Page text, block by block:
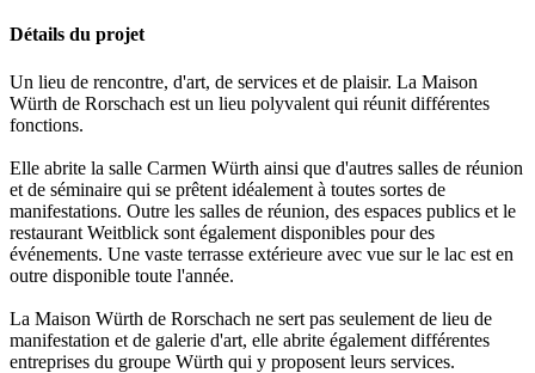
Détails du projet
Un lieu de rencontre, d'art, de services et de plaisir. La Maison
Würth de Rorschach est un lieu polyvalent qui réunit différentes
fonctions.
Elle abrite la salle Carmen Würth ainsi que d'autres salles de réunion
et de séminaire qui se prêtent idéalement à toutes sortes de
manifestations. Outre les salles de réunion, des espaces publics et le
restaurant Weitblick sont également disponibles pour des
événements. Une vaste terrasse extérieure avec vue sur le lac est en
outre disponible toute l'année.
La Maison Würth de Rorschach ne sert pas seulement de lieu de
manifestation et de galerie d'art, elle abrite également différentes
entreprises du groupe Würth qui y proposent leurs services.